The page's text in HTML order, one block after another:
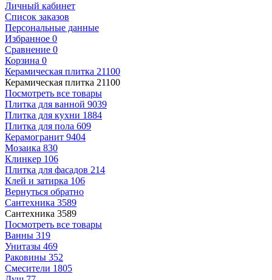
Личный кабинет
Список заказов
Персональные данные
Избранное 0
Сравнение 0
Корзина 0
Керамическая плитка 21100
Керамическая плитка 21100
Посмотреть все товары
Плитка для ванной 9039
Плитка для кухни 1884
Плитка для пола 609
Керамогранит 9404
Мозаика 830
Клинкер 106
Плитка для фасадов 214
Клей и затирка 106
Вернуться обратно
Сантехника 3589
Сантехника 3589
Посмотреть все товары
Ванны 319
Унитазы 469
Раковины 352
Смесители 1805